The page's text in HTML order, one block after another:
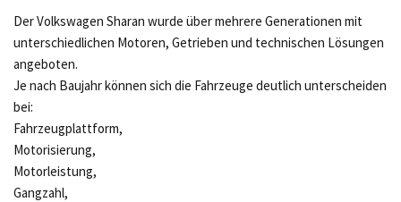
Der Volkswagen Sharan wurde über mehrere Generationen mit
unterschiedlichen Motoren, Getrieben und technischen Lösungen
angeboten.
Je nach Baujahr können sich die Fahrzeuge deutlich unterscheiden
bei:
Fahrzeugplattform,
Motorisierung,
Motorleistung,
Gangzahl,